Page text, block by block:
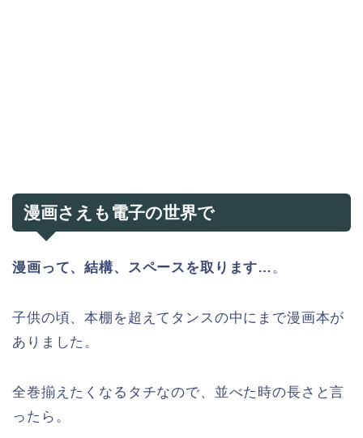
漫画さえも電子の世界で
漫画って、結構、スペースを取ります… 。
子供の頃、本棚を超えてタンスの中にまで漫画本が
ありました。
全巻揃えたくなるタチなので、並べた時の長さと言
ったら。